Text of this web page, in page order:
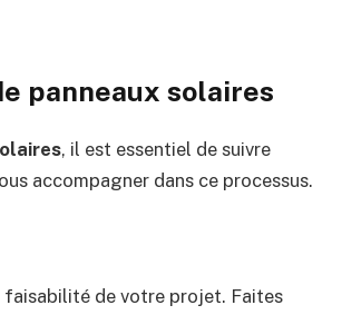
panneaux solaires
, il est essentiel de suivre
accompagner dans ce processus.
faisabilité de votre projet. Faites